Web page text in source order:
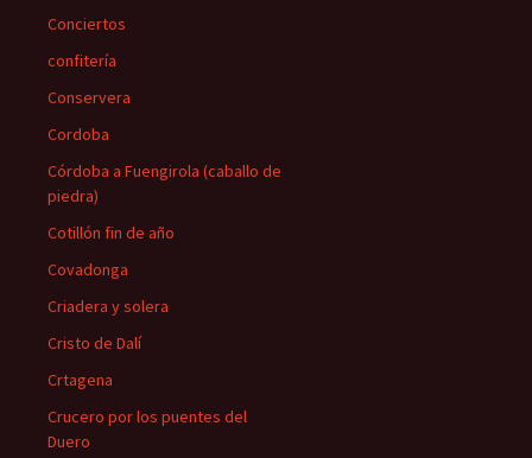
Conciertos
confitería
Conservera
Cordoba
Córdoba a Fuengirola (caballo de
piedra)
Cotillón fin de año
Covadonga
Criadera y solera
Cristo de Dalí
Crtagena
Crucero por los puentes del
Duero